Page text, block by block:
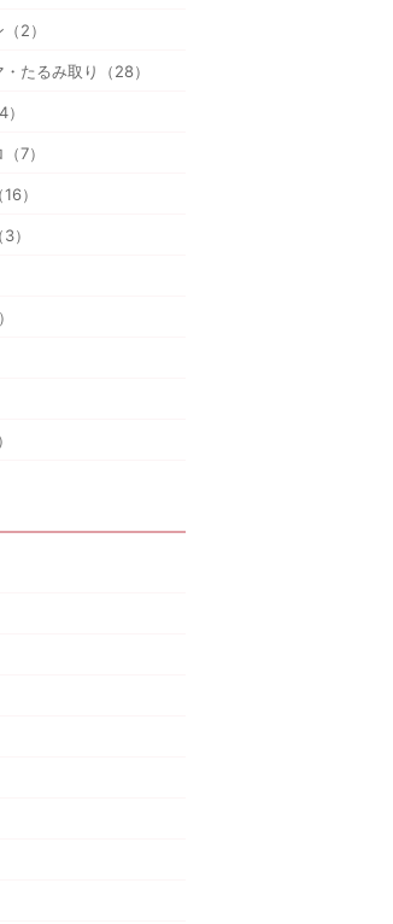
2）
たるみ取り（28）
7）
）
）